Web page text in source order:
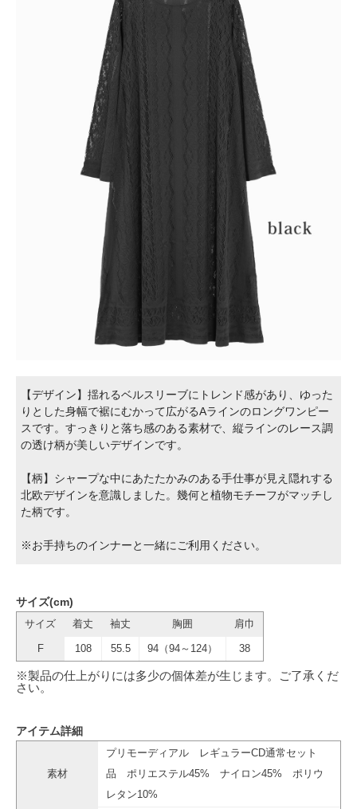
【デザイン】揺れるベルスリーブにトレンド感があり、ゆった
りとした身幅で裾にむかって広がるAラインのロングワンピー
スです。すっきりと落ち感のある素材で、縦ラインのレース調
の透け柄が美しいデザインです。
【柄】シャープな中にあたたかみのある手仕事が見え隠れする
北欧デザインを意識しました。幾何と植物モチーフがマッチし
た柄です。
※お手持ちのインナーと一緒にご利用ください。
サイズ(cm)
サイズ 着丈 袖丈 胸囲 肩巾
F 108 55.5 94（94～124） 38
※製品の仕上がりには多少の個体差が生じます。ご了承くだ
さい。
アイテム詳細
素材
プリモーディアル レギュラーCD通常セット
品 ポリエステル45% ナイロン45% ポリウ
レタン10%